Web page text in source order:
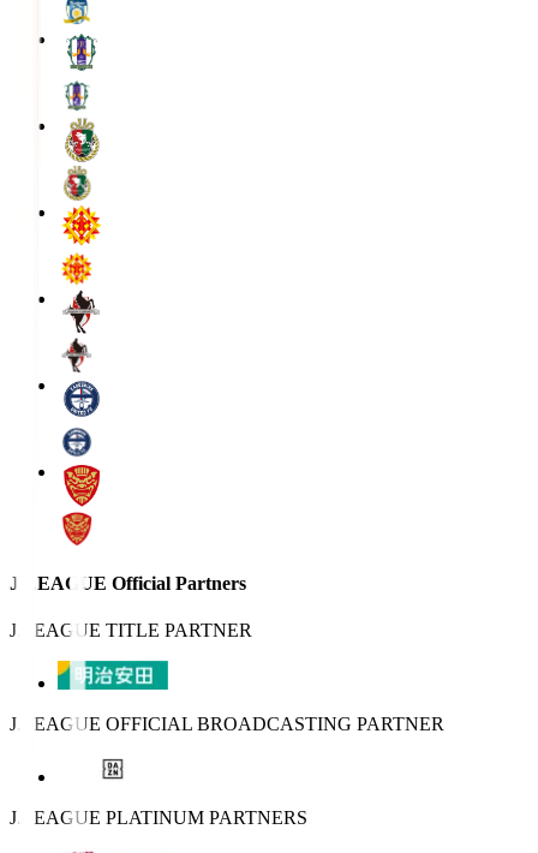
J.LEAGUE Official Partners
J.LEAGUE TITLE PARTNER
J.LEAGUE OFFICIAL BROADCASTING PARTNER
J.LEAGUE PLATINUM PARTNERS